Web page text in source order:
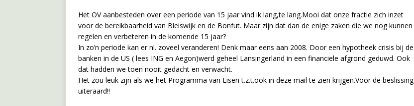
Het OV aanbesteden over een periode van 15 jaar vind ik lang,te lang.Mooi dat onze fractie zich inzet
voor de bereikbaarheid van Bleiswijk en de Bonfut. Maar zijn dat dan de enige zaken die we nog kunnen
regelen en verbeteren in de komende 15 jaar?
In zo’n periode kan er nl. zoveel veranderen! Denk maar eens aan 2008. Door een hypotheek crisis bij de
banken in de US ( lees ING en Aegon)werd geheel Lansingerland in een financiele afgrond geduwd. Ook
dat hadden we toen nooit gedacht en verwacht.
Het zou leuk zijn als we het Programma van Eisen t.z.t.ook in deze mail te zien krijgen.Voor de beslissing
uiteraard!!